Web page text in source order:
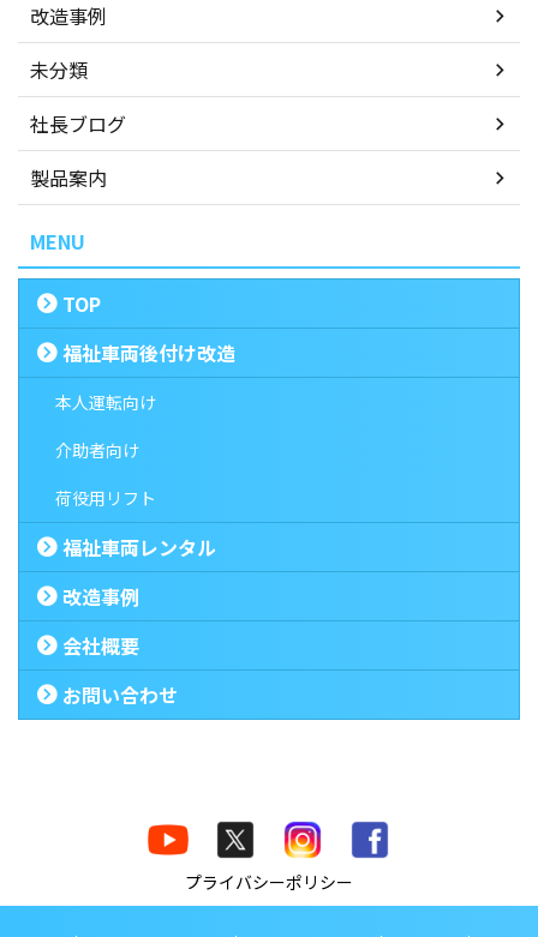
改造事例
未分類
社長ブログ
製品案内
MENU
TOP
福祉車両後付け改造
本人運転向け
介助者向け
荷役用リフト
福祉車両レンタル
改造事例
会社概要
お問い合わせ
プライバシーポリシー